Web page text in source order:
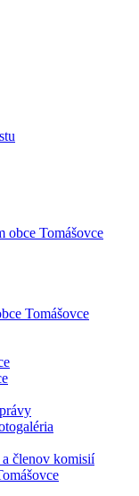
obce Tomášovce
Tomášovce
a členov komisií